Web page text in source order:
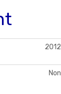
2012
Non